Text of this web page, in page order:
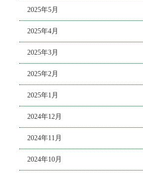
2025年5月
2025年4月
2025年3月
2025年2月
2025年1月
2024年12月
2024年11月
2024年10月